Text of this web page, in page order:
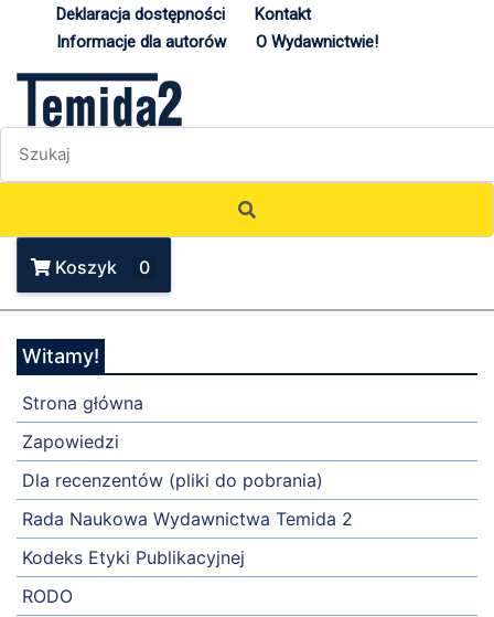
Deklaracja dostępności
Kontakt
Informacje dla autorów
O Wydawnictwie!
Koszyk 0
Witamy!
Strona główna
Zapowiedzi
Dla recenzentów (pliki do pobrania)
Rada Naukowa Wydawnictwa Temida 2
Kodeks Etyki Publikacyjnej
RODO